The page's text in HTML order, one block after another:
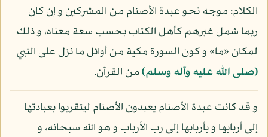
الكلام: موجه نحو عبدة الأصنام من المشركين و إن كان
ربما شمل غيرهم كأهل الكتاب بحسب سعة معناه، و ذلك
لمكان «ما» و كون السورة مكية من أوائل ما نزل على النبي
(صلى الله عليه وآله وسلم)من القرآن.
و قد كانت عبدة الأصنام يعبدون الأصنام ليتقربوا بعبادتها
إلى أربابها و بأربابها إلى رب الأرباب و هو الله سبحانه، و